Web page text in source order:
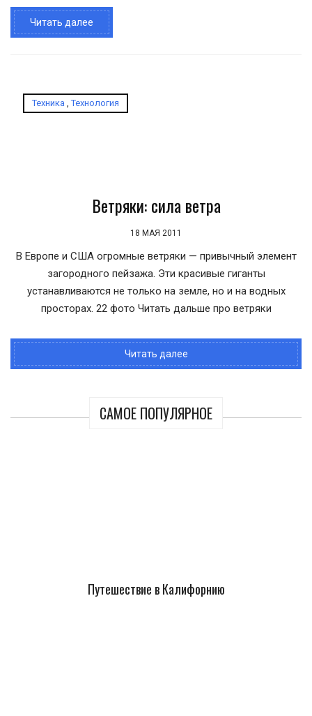
Читать далее
Техника ,Технология
Ветряки: сила ветра
18 МАЯ 2011
В Европе и США огромные ветряки — привычный элемент
загородного пейзажа. Эти красивые гиганты
устанавливаются не только на земле, но и на водных
просторах. 22 фото Читать дальше про ветряки
Читать далее
САМОЕ ПОПУЛЯРНОЕ
Путешествие в Калифорнию